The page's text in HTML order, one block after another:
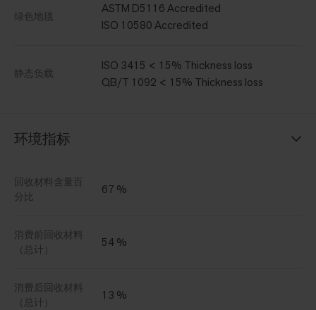
绿色地毯
ASTM D5116 Accredited
ISO 10580 Accredited
静态负载
ISO 3415 < 15% Thickness loss
QB/T 1092 < 15% Thickness loss
环境指标
回收材料含量百
分比
67 %
消费前回收材料
（总计）
54 %
消费后回收材料
（总计）
13 %